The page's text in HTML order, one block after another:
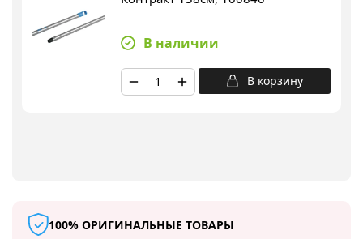
В наличии
В корзину
100% ОРИГИНАЛЬНЫЕ ТОВАРЫ